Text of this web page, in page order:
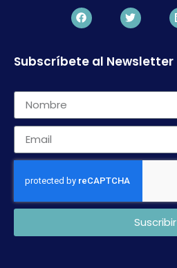
Subscríbete al Newsletter
Suscribir